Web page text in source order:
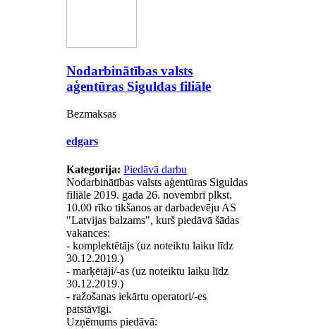
Nodarbinātības valsts
aģentūras Siguldas filiāle
Bezmaksas
edgars
Kategorija: Piedāvā darbu
Nodarbinātības valsts aģentūras Siguldas
filiāle 2019. gada 26. novembrī plkst.
10.00 rīko tikšanos ar darbadevēju AS
"Latvijas balzams", kurš piedāvā šādas
vakances:
- komplektētājs (uz noteiktu laiku līdz
30.12.2019.)
- marķētāji/-as (uz noteiktu laiku līdz
30.12.2019.)
- ražošanas iekārtu operatori/-es
patstāvīgi.
Uzņēmums piedāvā: